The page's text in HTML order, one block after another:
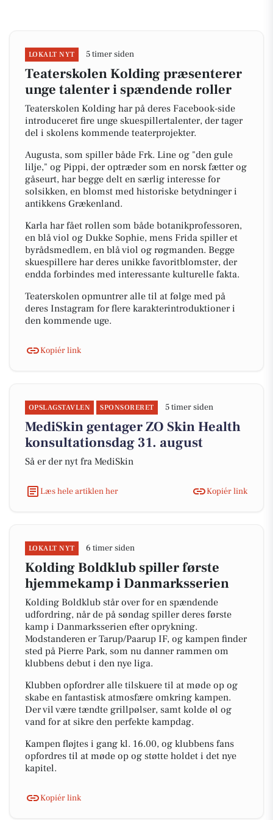
LOKALT NYT 5 timer siden
Teaterskolen Kolding præsenterer
unge talenter i spændende roller
Teaterskolen Kolding har på deres Facebook-side
introduceret fire unge skuespillertalenter, der tager
del i skolens kommende teaterprojekter.
Augusta, som spiller både Frk. Line og "den gule
lilje," og Pippi, der optræder som en norsk fætter og
gåseurt, har begge delt en særlig interesse for
solsikken, en blomst med historiske betydninger i
antikkens Grækenland.
Karla har fået rollen som både botanikprofessoren,
en blå viol og Dukke Sophie, mens Frida spiller et
byrådsmedlem, en blå viol og røgmanden. Begge
skuespillere har deres unikke favoritblomster, der
endda forbindes med interessante kulturelle fakta.
Teaterskolen opmuntrer alle til at følge med på
deres Instagram for flere karakterintroduktioner i
den kommende uge.
Kopiér link
OPSLAGSTAVLEN SPONSORERET 5 timer siden
MediSkin gentager ZO Skin Health
konsultationsdag 31. august
Så er der nyt fra MediSkin
Læs hele artiklen her Kopiér link
LOKALT NYT 6 timer siden
Kolding Boldklub spiller første
hjemmekamp i Danmarksserien
Kolding Boldklub står over for en spændende
udfordring, når de på søndag spiller deres første
kamp i Danmarksserien efter oprykning.
Modstanderen er Tarup/Paarup IF, og kampen finder
sted på Pierre Park, som nu danner rammen om
klubbens debut i den nye liga.
Klubben opfordrer alle tilskuere til at møde op og
skabe en fantastisk atmosfære omkring kampen.
Der vil være tændte grillpølser, samt kolde øl og
vand for at sikre den perfekte kampdag.
Kampen fløjtes i gang kl. 16.00, og klubbens fans
opfordres til at møde op og støtte holdet i det nye
kapitel.
Kopiér link